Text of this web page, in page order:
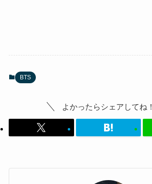
BTS
よかったらシェアしてね！